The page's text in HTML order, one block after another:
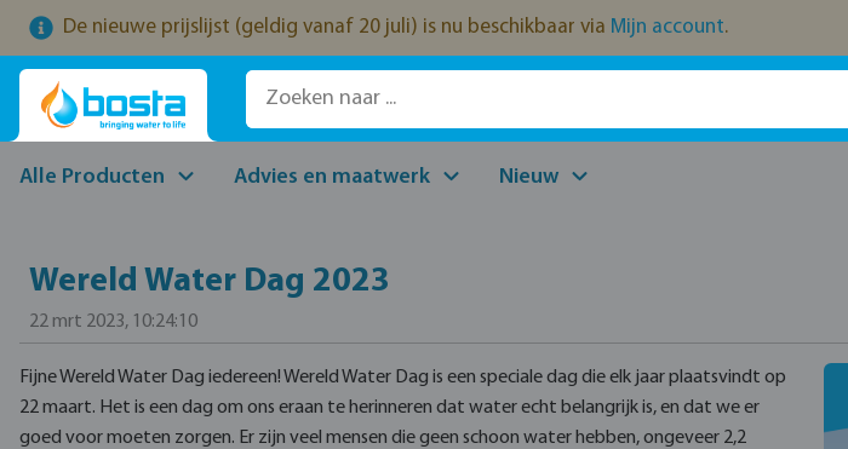
de hoofdinhoud
Ga naar de zoekopdracht
Ga naar de hoofdnavigatie
De nieuwe prijslijst (geldig vanaf 20 juli) is nu beschikbaar via Mijn account.
Alle Producten Advies en maatwerk Nieuw
Wereld Water Dag 2023
22 mrt 2023, 10:24:10
Fijne Wereld Water Dag iedereen! Wereld Water Dag is een speciale dag die elk jaar plaatsvindt op
22 maart. Het is een dag om ons eraan te herinneren dat water echt belangrijk is, en dat we er
goed voor moeten zorgen. Er zijn veel mensen die geen schoon water hebben, ongeveer 2,2